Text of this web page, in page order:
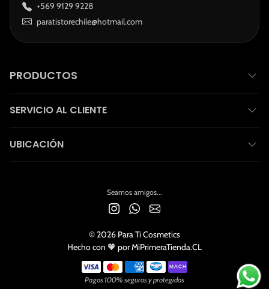
+569 9129 9228
paratistorechile@hotmail.com
PRODUCTOS
SERVICIO AL CLIENTE
UBICACIÓN
Seamos amigos...
© 2026 Para Ti Cosmetics
Hecho con 🧡 por MiPrimeraTienda.CL
Payment Methods
Pagos 100% seguros y protegidos